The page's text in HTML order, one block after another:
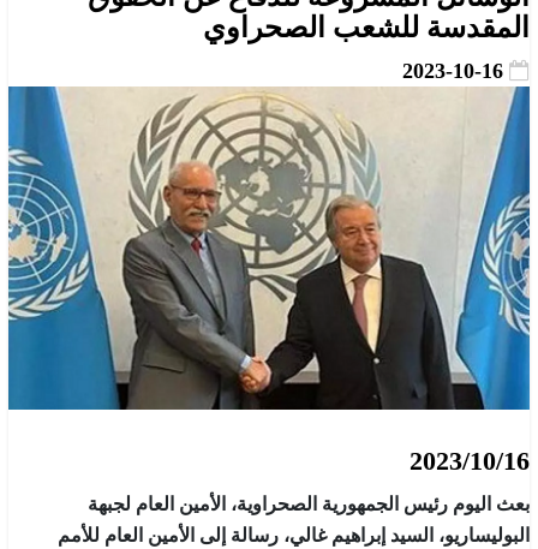
المقدسة للشعب الصحراوي
2023-10-16
2023/10/16
بعث اليوم رئيس الجمهورية الصحراوية، الأمين العام لجبهة
البوليساريو، السيد إبراهيم غالي، رسالة إلى الأمين العام للأمم